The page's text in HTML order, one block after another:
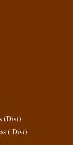
(Divi)
( Divi)